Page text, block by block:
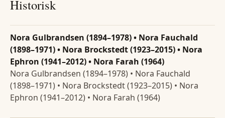
Historisk
Nora Gulbrandsen (1894–1978) • Nora Fauchald
(1898–1971) • Nora Brockstedt (1923–2015) • Nora
Ephron (1941–2012) • Nora Farah (1964)
Nora Gulbrandsen (1894–1978) • Nora Fauchald
(1898–1971) • Nora Brockstedt (1923–2015) • Nora
Ephron (1941–2012) • Nora Farah (1964)